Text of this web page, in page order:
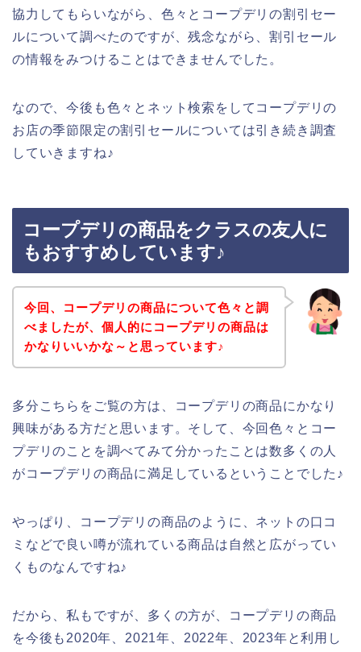
協力してもらいながら、色々とコープデリの割引セー
ルについて調べたのですが、残念ながら、割引セール
の情報をみつけることはできませんでした。
なので、今後も色々とネット検索をしてコープデリの
お店の季節限定の割引セールについては引き続き調査
していきますね♪
コープデリの商品をクラスの友人に
もおすすめしています♪
今回、コープデリの商品について色々と調
べましたが、個人的にコープデリの商品は
かなりいいかな～と思っています♪
多分こちらをご覧の方は、コープデリの商品にかなり
興味がある方だと思います。そして、今回色々とコー
プデリのことを調べてみて分かったことは数多くの人
がコープデリの商品に満足しているということでした♪
やっぱり、コープデリの商品のように、ネットの口コ
ミなどで良い噂が流れている商品は自然と広がってい
くものなんですね♪
だから、私もですが、多くの方が、コープデリの商品
を今後も2020年、2021年、2022年、2023年と利用し